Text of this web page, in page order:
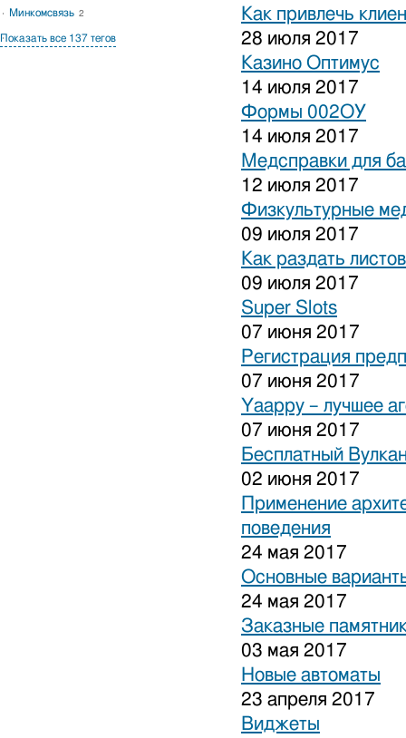
Как привлечь
28 июля 2017
Казино Оптимус
14 июля 2017
Формы 002ОУ
14 июля 2017
Медсправки для
12 июля 2017
Физкультурные
09 июля 2017
Как раздать
09 июля 2017
Super Slots
07 июня 2017
Регистрация
07 июня 2017
Yaappy – лучшее
07 июня 2017
Бесплатный
02 июня 2017
Применение
поведения
24 мая 2017
Основные
24 мая 2017
Заказные
03 мая 2017
Новые автоматы
23 апреля 2017
Виджеты
Минкомсвязь 2
Показать все 137 тегов